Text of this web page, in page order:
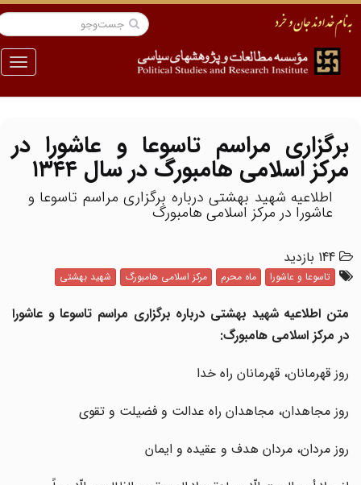
منو
برگزاری مراسم تاسوعا و عاشورا در
مرکز اسلامی هامبورگ در سال ۱۳۴۴
اطلاعیه شهید بهشتی درباره برگزاری مراسم تاسوعا و
عاشورا در مرکز اسلامی هامبورگ
144 بازدید
تاسوعا و عاشورا ماه محرم مرکز اسلامی هامبورگ شهید بهشتی
متن اطلاعیه شهید بهشتی درباره برگزاری مراسم تاسوعا و عاشورا
در مرکز اسلامی هامبورگ:
روز قهرمانان، قهرمانان راه خدا
روز مجاهدان، مجاهدان راه عدالت و فضیلت و تقوی
روز مردان، مردان هدف و عقیده و ایمان